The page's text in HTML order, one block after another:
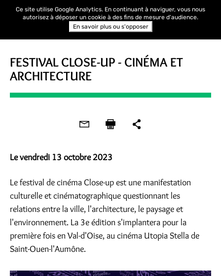
CINÉ-DÉBAT
FESTIVAL CLOSE-UP - CINÉMA ET
ARCHITECTURE
Le vendredi 13 octobre 2023
Le festival de cinéma Close-up est une manifestation
culturelle et cinématographique questionnant les
relations entre la ville, l'architecture, le paysage et
l'environnement. La 3e édition s'implantera pour la
première fois en Val-d'Oise, au cinéma Utopia Stella de
Saint-Ouen-l'Aumône.
Ce site utilise Google Analytics. En continuant à naviguer, vous nous
autorisez à déposer un cookie à des fins de mesure d'audience.
En savoir plus ou s'opposer